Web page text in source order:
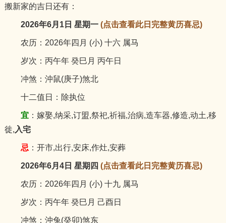
搬新家的吉日还有：
2026年6月1日 星期一 (点击查看此日完整黄历喜忌)
农历：2026年四月 (小) 十六 属马
岁次：丙午年 癸巳月 丙午日
冲煞：沖鼠(庚子)煞北
十二值日：除执位
宜：嫁娶,纳采,订盟,祭祀,祈福,治病,造车器,修造,动土,移
徙, 入宅
忌 ：开市,出行,安床,作灶,安葬
2026年6月4日 星期四 (点击查看此日完整黄历喜忌)
农历：2026年四月 (小) 十九 属马
岁次：丙午年 癸巳月 己酉日
冲煞：沖兔(癸卯)煞东